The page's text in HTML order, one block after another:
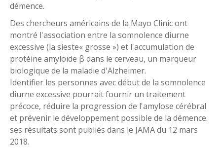
démence.
Des chercheurs américains de la Mayo Clinic ont
montré l'association entre la somnolence diurne
excessive (la sieste« grosse ») et l'accumulation de
protéine amyloïde β dans le cerveau, un marqueur
biologique de la maladie d'Alzheimer.
Identifier les personnes avec début de la somnolence
diurne excessive pourrait fournir un traitement
précoce, réduire la progression de l'amylose cérébral
et prévenir le développement possible de la démence.
ses résultats sont publiés dans le JAMA du 12 mars
2018.